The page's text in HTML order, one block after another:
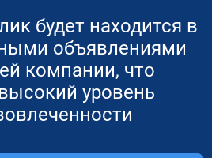
будет находится в
объявлениями
компании, что
уровень